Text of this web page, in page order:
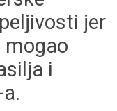
jer
mogao
i